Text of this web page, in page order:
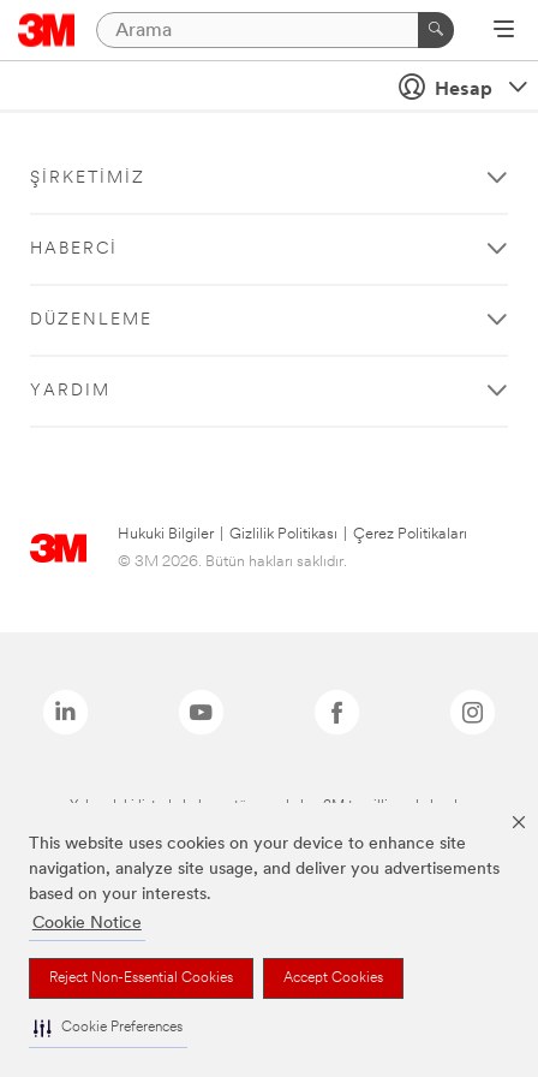
This website uses cookies on your device to enhance site
navigation, analyze site usage, and deliver you advertisements
based on your interests.
Cookie Notice
Reject Non-Essential Cookies Accept Cookies
Cookie Preferences
Hesap
ŞIRKETIMIZ
HABERCI
DÜZENLEME
YARDIM
Hukuki Bilgiler Gizlilik Politikası
Çerez Politikaları
© 3M 2026. Bütün hakları saklıdır.
Yukarıdaki listede bulunan tüm markalar, 3M tescilli markalarıdır.